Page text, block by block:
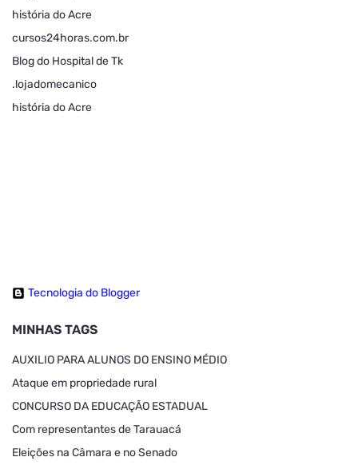
história do Acre
cursos24horas.com.br
Blog do Hospital de Tk
.lojadomecanico
história do Acre
Tecnologia do Blogger
MINHAS TAGS
AUXILIO PARA ALUNOS DO ENSINO MÉDIO
Ataque em propriedade rural
CONCURSO DA EDUCAÇÃO ESTADUAL
Com representantes de Tarauacá
Eleições na Câmara e no Senado